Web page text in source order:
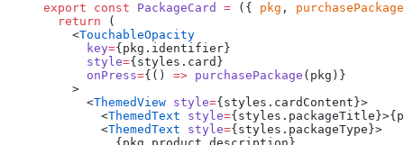
export const PackageCard = ({ pkg , purchasePackage
  return
(
    <
TouchableOpacity
      key
={pkg.identifier}
      style
={styles.card}
      onPress
={() => purchasePackage (pkg)}
    >
      <
ThemedView style={styles.cardContent}>
        <
ThemedText style=
        <
ThemedText style={styles.packageType}>